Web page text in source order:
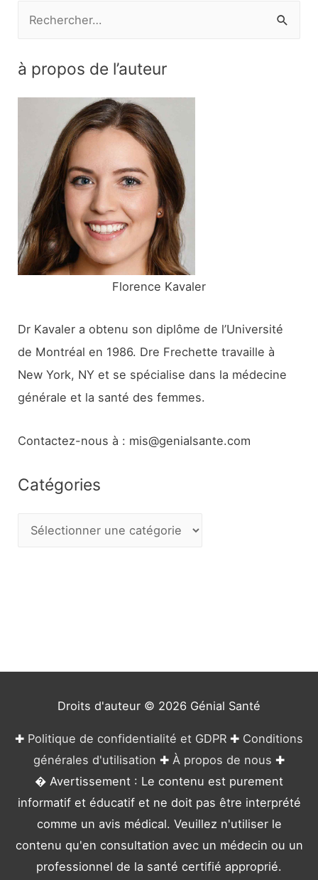
h
:
à propos de l’auteur
Florence Kavaler
Dr Kavaler a obtenu son diplôme de l’Université
de Montréal en 1986. Dre Frechette travaille à
New York, NY et se spécialise dans la médecine
générale et la santé des femmes.
Contactez-nous à : mis@genialsante.com
Catégories
Droits d'auteur © 2026 Génial Santé
✚ Politique de confidentialité et GDPR ✚ Conditions
générales d'utilisation ✚ À propos de nous ✚
� Avertissement : Le contenu est purement
informatif et éducatif et ne doit pas être interprété
comme un avis médical. Veuillez n'utiliser le
contenu qu'en consultation avec un médecin ou un
professionnel de la santé certifié approprié.